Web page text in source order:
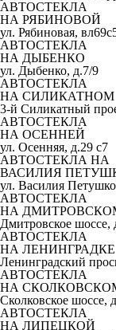
АВТОСТЕКЛА
НА РЯБИНОВОЙ
ул. Рябиновая,
АВТОСТЕКЛА
НА ДЫБЕНКО
ул. Дыбенко, д.7/9
АВТОСТЕКЛА
НА СИЛИКАТНОМ
3-й Силикатный
АВТОСТЕКЛА
НА ОСЕННЕЙ
ул. Осенняя, д.29 с7
АВТОСТЕКЛА НА
ВАСИЛИЯ
ул. Василия
АВТОСТЕКЛА
НА
Дмитровское шоссе,
АВТОСТЕКЛА
НА ЛЕНИНГРАДКЕ
Ленинградский
АВТОСТЕКЛА
НА
Сколковское шоссе,
АВТОСТЕКЛА
НА ЛИПЕЦКОЙ